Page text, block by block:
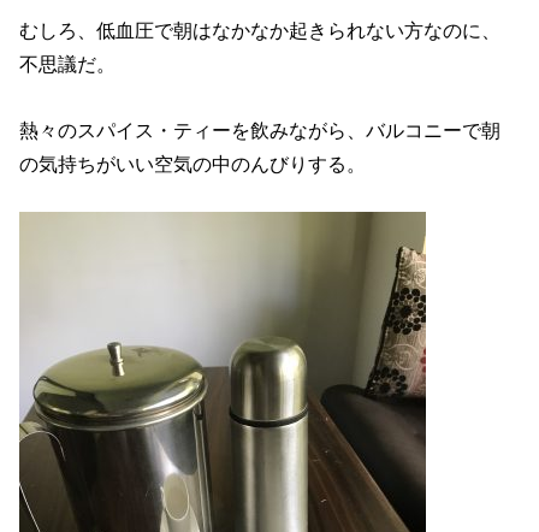
むしろ、低血圧で朝はなかなか起きられない方なのに、
不思議だ。
熱々のスパイス・ティーを飲みながら、バルコニーで朝
の気持ちがいい空気の中のんびりする。